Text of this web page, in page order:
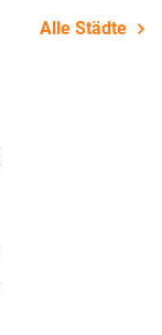
Alle Städte